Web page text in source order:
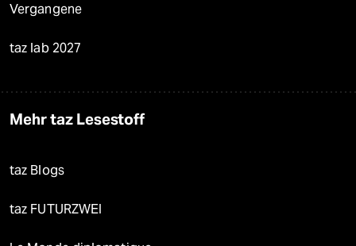
Vergangene
taz lab 2027
Mehr taz Lesestoff
taz Blogs
taz FUTURZWEI